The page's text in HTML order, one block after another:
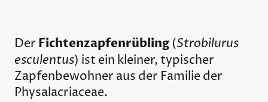
Der Fichtenzapfenrübling(Strobilurus
esculentus) ist ein kleiner, typischer
Zapfenbewohner aus der Familie der
Physalacriaceae.